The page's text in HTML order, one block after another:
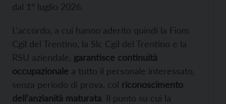
dal 1° luglio 2026.
L’accordo, a cui hanno aderito quindi la Fiom
Cgil del Trentino, la Slc Cgil del Trentino e la
RSU aziendale, garantisce continuità
occupazionale a tutto il personale interessato,
senza periodo di prova, col riconoscimento
dell’anzianità maturata. Il punto su cui la